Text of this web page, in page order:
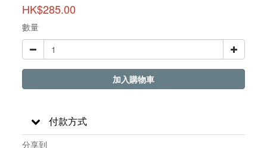
HK$285.00
數量
加入購物車
付款方式
分享到